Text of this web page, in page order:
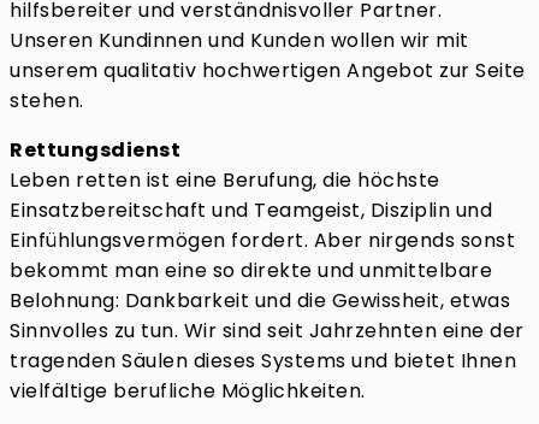
hilfsbereiter und verständnisvoller Partner.
Unseren Kundinnen und Kunden wollen wir mit
unserem qualitativ hochwertigen Angebot zur Seite
stehen.
Rettungsdienst
Leben retten ist eine Berufung, die höchste
Einsatzbereitschaft und Teamgeist, Disziplin und
Einfühlungsvermögen fordert. Aber nirgends sonst
bekommt man eine so direkte und unmittelbare
Belohnung: Dankbarkeit und die Gewissheit, etwas
Sinnvolles zu tun. Wir sind seit Jahrzehnten eine der
tragenden Säulen dieses Systems und bietet Ihnen
vielfältige berufliche Möglichkeiten.